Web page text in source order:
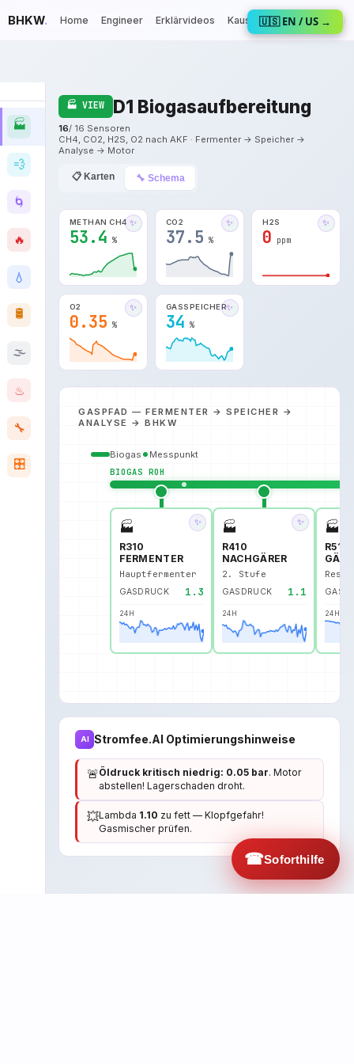
BHKW. Home Engineer Erklärvideos Kausalketten P&ID
🇺🇸 EN / US →
🏭
💨
🌀
🔥
💧
🛢️
🌫️
♨
🔧
🎛️
🏭 VIEW D1 Biogasaufbereitung
16/ 16 Sensoren
CH4, CO2, H2S, O2 nach AKF · Fermenter → Speicher →
Analyse → Motor
📋 Karten 🔧 Schema
✨
METHAN CH4
53.4 %
✨
CO2
37.5 %
✨
H2S
0 ppm
✨
O2
0.35 %
✨
GASSPEICHER
34 %
GASPFAD — FERMENTER → SPEICHER →
ANALYSE → BHKW
Biogas
Messpunkt
BIOGAS ROH
✨
🏭
R310
FERMENTER
Hauptfermenter
GASDRUCK 1.3
24H
✨
🏭
R410
NACHGÄRER
2. Stufe
GASDRUCK 1.1
24H
🏭
R510
24H
AI Stromfee.AI Optimierungshinweise
🚨Öldruck kritisch niedrig: 0.05 bar. Motor
abstellen! Lagerschaden droht.
💥Lambda 1.10 zu fett — Klopfgefahr!
Gasmischer prüfen.
☎Soforthilfe